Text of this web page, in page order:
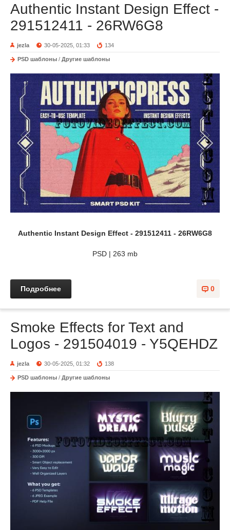
Authentic Instant Design Effect -
291512411 - 26RW6G8
jezla 30-05-2025, 01:33 134
PSD шаблоны / Другие шаблоны
Authentic Instant Design Effect - 291512411 - 26RW6G8
PSD | 263 mb
0
Подробнее
Smoke Effects for Text and
Logos - 291504019 - Y5QEHDZ
jezla 30-05-2025, 01:32 138
PSD шаблоны / Другие шаблоны